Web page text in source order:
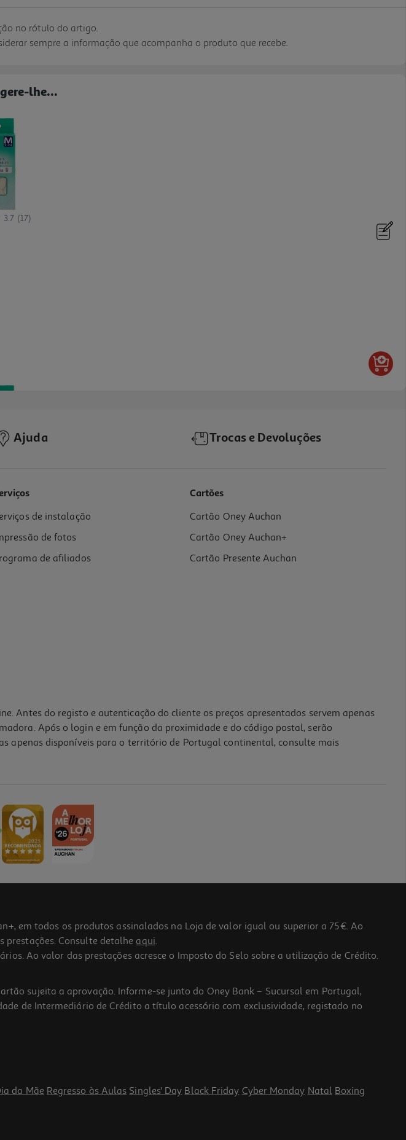
no rótulo do artigo.
sempre a informação que acompanha o produto que recebe.
lhe...
3.7 (17)
Ajuda Trocas e Devoluções
de instalação
de fotos
de afiliados
Cartões
Cartão Oney Auchan
Cartão Oney Auchan+
Cartão Presente Auchan
Antes do registo e autenticação do cliente os preços apresentados servem apenas
Após o login e em função da proximidade e do código postal, serão
apenas disponíveis para o território de Portugal continental, consulte mais
em todos os produtos assinalados na Loja de valor igual ou superior a 75€. Ao
prestações. Consulte detalhe aqui.
Ao valor das prestações acresce o Imposto do Selo sobre a utilização de Crédito.
sujeita a aprovação. Informe-se junto do Oney Bank – Sucursal em Portugal,
de Intermediário de Crédito a título acessório com exclusividade, registado no
da Mãe Regresso às Aulas Singles' Day Black Friday Cyber Monday Natal Boxing